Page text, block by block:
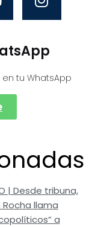
tu WhatsApp
| Desde tribuna,
Rocha llama
a